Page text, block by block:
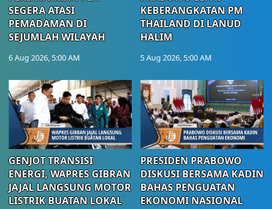
SEGERA ATASI
PEMADAMAN DI
SEJUMLAH WILAYAH
6 Aug 2026, 5:00 AM
KEBERANGKATAN PM
THAILAND DI LANUD
HALIM
5 Aug 2026, 5:00 AM
GENJOT TRANSISI
ENERGI, WAPRES GIBRAN
JAJAL LANGSUNG MOTOR
LISTRIK BUATAN LOKAL
PRESIDEN PRABOWO
DISKUSI BERSAMA KADIN
BAHAS PENGUATAN
EKONOMI NASIONAL